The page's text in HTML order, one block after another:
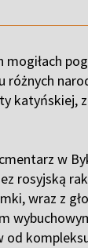
różnych
katyńskiej,
w
rosyjską
wraz z
od